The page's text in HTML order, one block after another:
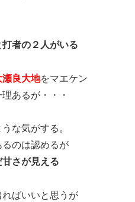
者の２人がいる
瀬良大地をマエケン
あるが・・・
な気がする。
のは認めるが
さが見える
ばいいと思うが